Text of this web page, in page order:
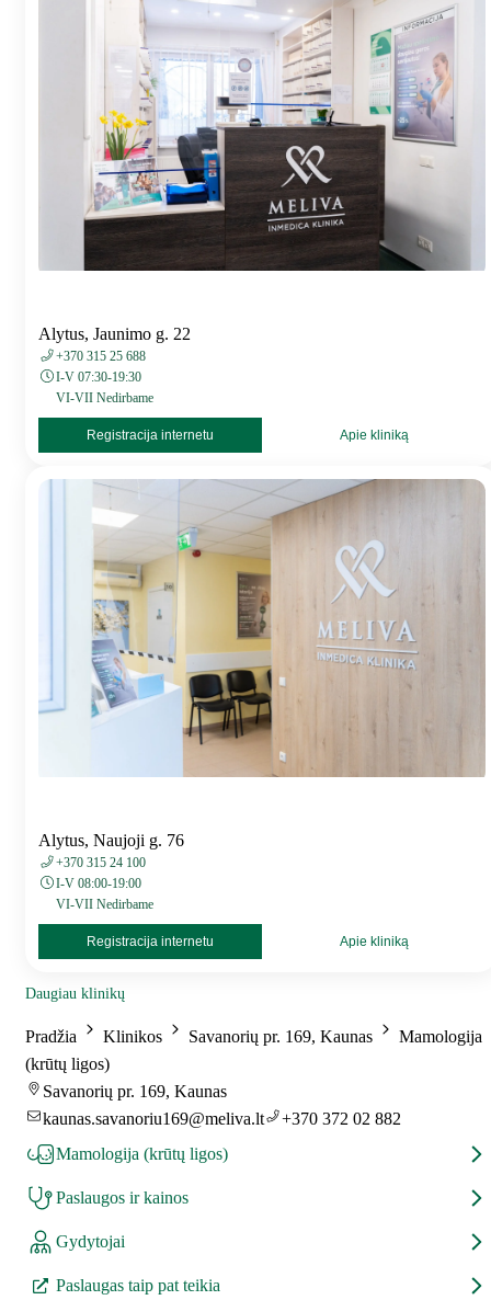
Alytus, Jaunimo g. 22
+370 315 25 688
I-V 07:30-19:30
VI-VII Nedirbame
Registracija internetu Apie kliniką
Alytus, Naujoji g. 76
+370 315 24 100
I-V 08:00-19:00
VI-VII Nedirbame
Registracija internetu Apie kliniką
Daugiau klinikų
Pradžia Klinikos Savanorių pr. 169, Kaunas
Mamologija
(krūtų ligos)
Savanorių pr. 169, Kaunas
kaunas.savanoriu169@meliva.lt
+370 372 02 882
Mamologija (krūtų ligos)
Paslaugos ir kainos
Gydytojai
Paslaugas taip pat teikia